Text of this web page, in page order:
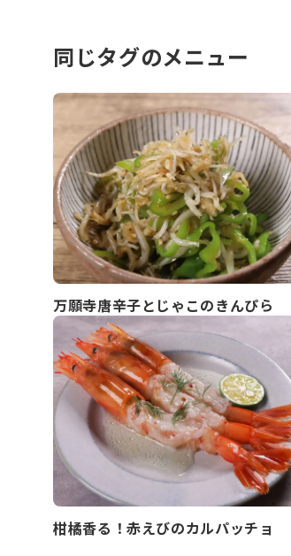
同じタグのメニュー
万願寺唐辛子とじゃこのきんぴら
柑橘香る！赤えびのカルパッチョ